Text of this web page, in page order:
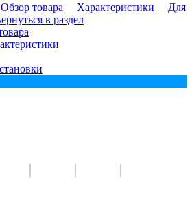
Обзор товара Характеристики
Для